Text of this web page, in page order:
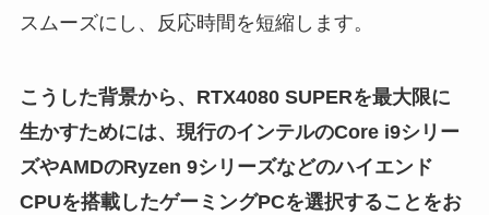
スムーズにし、反応時間を短縮します。
こうした背景から、RTX4080 SUPERを最大限に
生かすためには、現行のインテルのCore i9シリー
ズやAMDのRyzen 9シリーズなどのハイエンド
CPUを搭載したゲーミングPCを選択することをお